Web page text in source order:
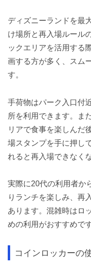
ディズニーランドを最
け場所と再入場ルール
ックエリアを活用する
画する方が多く、スム
す。
手荷物はパーク入口付
所を利用できます。ま
リアで食事を楽しんだ
場スタンプを手に押し
れると再入場できなく
実際に20代の利用者か
りランチを楽しみ、再
あります。混雑時はロ
めの利用がおすすめです
コインロッカーの